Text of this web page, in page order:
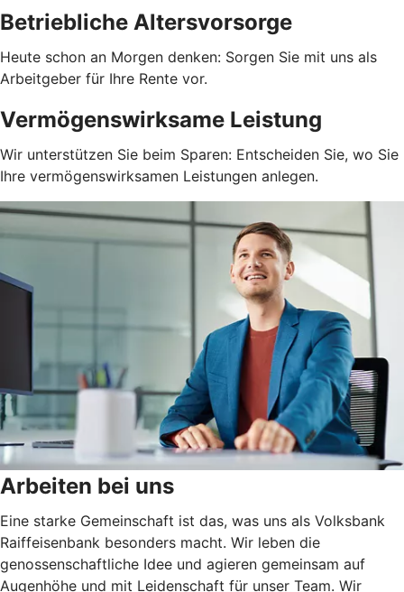
Betriebliche Altersvorsorge
Heute schon an Morgen denken: Sorgen Sie mit uns als
Arbeitgeber für Ihre Rente vor.
Vermögenswirksame Leistung
Wir unterstützen Sie beim Sparen: Entscheiden Sie, wo Sie
Ihre vermögenswirksamen Leistungen anlegen.
Arbeiten bei uns
Eine starke Gemeinschaft ist das, was uns als Volksbank
Raiffeisenbank besonders macht. Wir leben die
genossenschaftliche Idee und agieren gemeinsam auf
Augenhöhe und mit Leidenschaft für unser Team. Wir